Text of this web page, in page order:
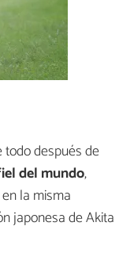
todo después de
del mundo,
la misma
japonesa de Akita